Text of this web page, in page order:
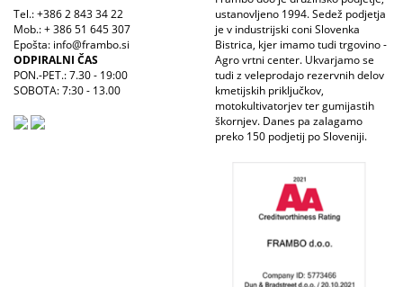
Tel.: +386 2 843 34 22
Mob.: + 386 51 645 307
Epošta: info@frambo.si
ODPIRALNI ČAS
PON.-PET.: 7.30 - 19:00
SOBOTA: 7:30 - 13.00
ustanovljeno 1994. Sedež podjetja
je v industrijski coni Slovenka
Bistrica, kjer imamo tudi trgovino -
Agro vrtni center. Ukvarjamo se
tudi z veleprodajo rezervnih delov
kmetijskih priključkov,
motokultivatorjev ter gumijastih
škornjev. Danes pa zalagamo
preko 150 podjetij po Sloveniji.